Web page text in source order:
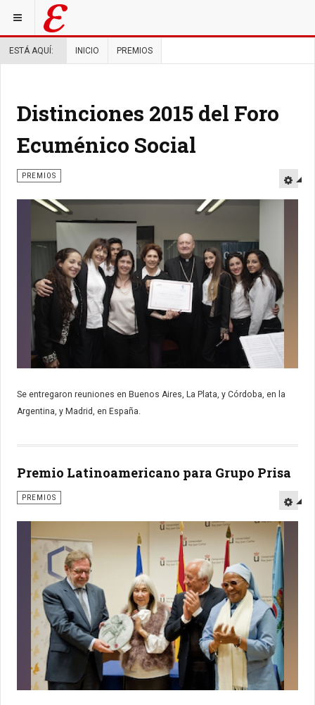
ESTÁ AQUÍ: INICIO PREMIOS
Distinciones 2015 del Foro
Ecuménico Social
PREMIOS
Se entregaron reuniones en Buenos Aires, La Plata, y Córdoba, en la
Argentina, y Madrid, en España.
Premio Latinoamericano para Grupo Prisa
PREMIOS